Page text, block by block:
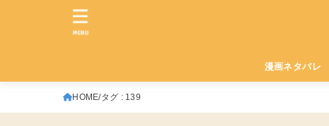
漫画ネタバレ
MENU
HOME タグ : 139